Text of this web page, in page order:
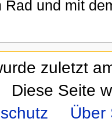
Rad und mit
zuletzt
Diese Seite
Über